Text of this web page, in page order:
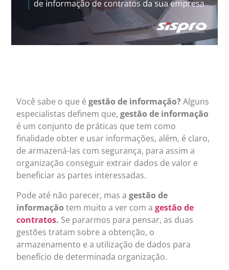
Você sabe o que égestão de informação?Alguns
especialistas definem que,gestão de informação
é um conjunto de práticas que tem como
finalidade obter e usar informações, além, é claro,
de armazená-las com segurança, para assim a
organização conseguir extrair dados de valor e
beneficiar as partes interessadas.
Pode até não parecer, mas agestão de
informaçãotem muito a ver com agestão de
contratos. Se pararmos para pensar, as duas
gestões tratam sobre a obtenção, o
armazenamento e a utilização de dados para
benefício de determinada organização.